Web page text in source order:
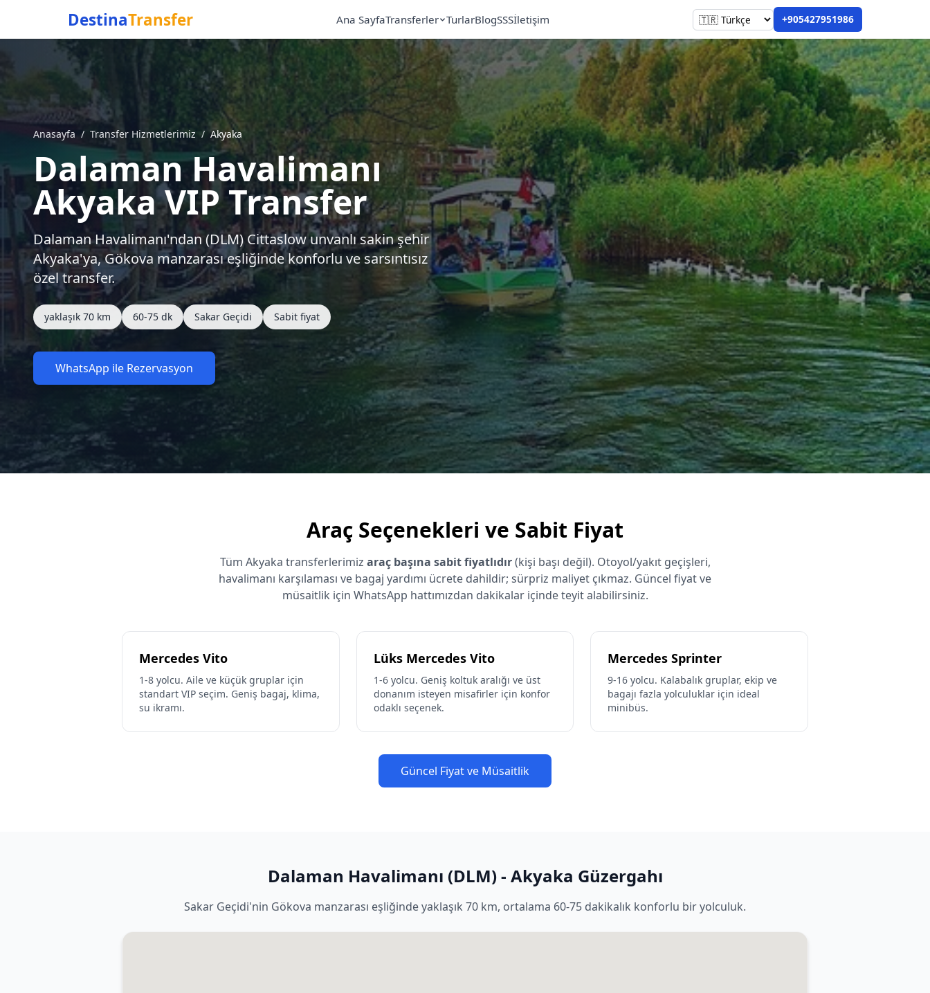
DestinaTransfer Ana SayfaTransferler TurlarBlogSSSİletişim +905427951986
Anasayfa / Transfer Hizmetlerimiz / Akyaka
Dalaman Havalimanı
Akyaka VIP Transfer
Dalaman Havalimanı'ndan (DLM) Cittaslow unvanlı sakin şehir
Akyaka'ya, Gökova manzarası eşliğinde konforlu ve sarsıntısız
özel transfer.
yaklaşık 70 km 60-75 dk Sakar Geçidi Sabit fiyat
WhatsApp ile Rezervasyon
Araç Seçenekleri ve Sabit Fiyat
Tüm Akyaka transferlerimiz araç başına sabit fiyatlıdır(kişi başı değil). Otoyol/yakıt geçişleri,
havalimanı karşılaması ve bagaj yardımı ücrete dahildir; sürpriz maliyet çıkmaz. Güncel fiyat ve
müsaitlik için WhatsApp hattımızdan dakikalar içinde teyit alabilirsiniz.
Mercedes Vito
1-8 yolcu. Aile ve küçük gruplar için
standart VIP seçim. Geniş bagaj, klima,
su ikramı.
Lüks Mercedes Vito
1-6 yolcu. Geniş koltuk aralığı ve üst
donanım isteyen misafirler için konfor
odaklı seçenek.
Mercedes Sprinter
9-16 yolcu. Kalabalık gruplar, ekip ve
bagajı fazla yolculuklar için ideal
minibüs.
Güncel Fiyat ve Müsaitlik
Dalaman Havalimanı (DLM) - Akyaka Güzergahı
Sakar Geçidi'nin Gökova manzarası eşliğinde yaklaşık 70 km, ortalama 60-75 dakikalık konforlu bir yolculuk.